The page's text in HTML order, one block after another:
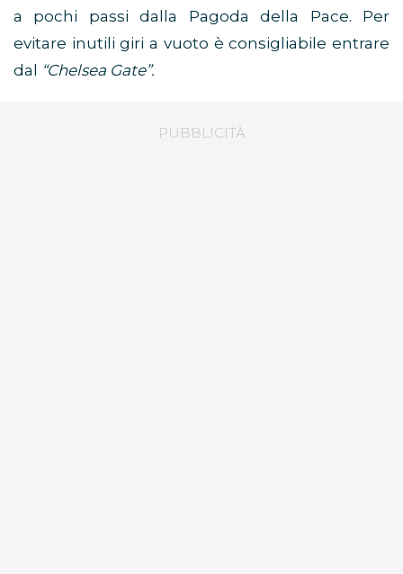
a pochi passi dalla Pagoda della Pace. Per
evitare inutili giri a vuoto è consigliabile entrare
dal
“Chelsea Gate”.